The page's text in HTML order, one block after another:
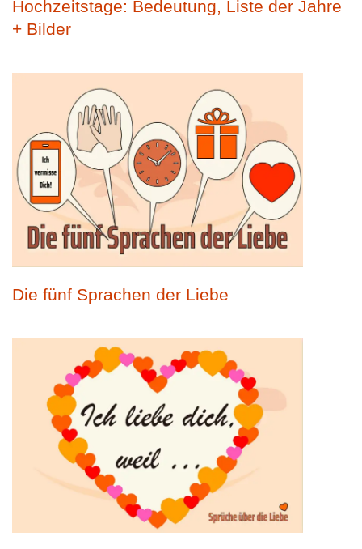
Hochzeitstage: Bedeutung, Liste der Jahre
+ Bilder
Die fünf Sprachen der Liebe